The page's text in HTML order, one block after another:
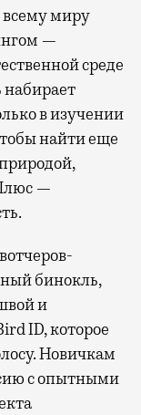
всему миру
—
среде
набирает
в изучении
найти еще
—
бинокль,
и
ID, которое
Новичкам
с опытными